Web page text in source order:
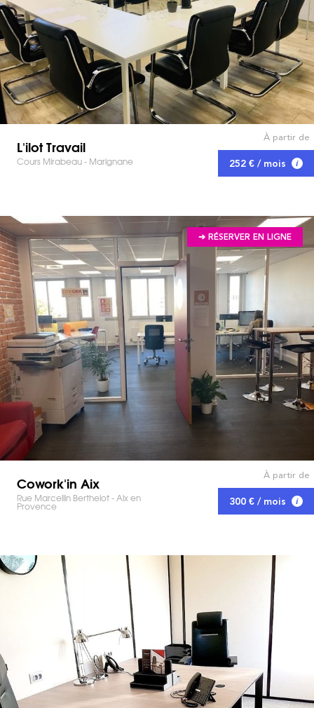
L'ilot Travail
Cours Mirabeau - Marignane
À partir de
252 € / mois
➔ RÉSERVER EN LIGNE
Cowork'in Aix
Rue Marcellin Berthelot - Aix en
Provence
À partir de
300 € / mois